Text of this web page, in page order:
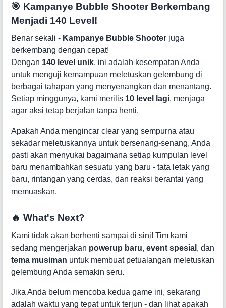
🎯 Kampanye Bubble Shooter Berkembang
Menjadi 140 Level!
Benar sekali - Kampanye Bubble Shooter juga
berkembang dengan cepat!
Dengan 140 level unik, ini adalah kesempatan Anda
untuk menguji kemampuan meletuskan gelembung di
berbagai tahapan yang menyenangkan dan menantang.
Setiap minggunya, kami merilis 10 level lagi, menjaga
agar aksi tetap berjalan tanpa henti.
Apakah Anda mengincar clear yang sempurna atau
sekadar meletuskannya untuk bersenang-senang, Anda
pasti akan menyukai bagaimana setiap kumpulan level
baru menambahkan sesuatu yang baru - tata letak yang
baru, rintangan yang cerdas, dan reaksi berantai yang
memuaskan.
🔥 What's Next?
Kami tidak akan berhenti sampai di sini! Tim kami
sedang mengerjakan powerup baru, event spesial , dan
tema musiman untuk membuat petualangan meletuskan
gelembung Anda semakin seru.
Jika Anda belum mencoba kedua game ini, sekarang
adalah waktu yang tepat untuk terjun - dan lihat apakah